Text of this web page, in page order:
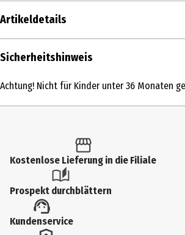
Artikeldetails
Inhalt
Produkttyp
6 Jahre
Artikelnummer des Herstellers
87225
Lizenz (spw)
Sicherheitshinweis
Achtung! Nicht für Kinder unter 36 Monaten
Kostenlose Lieferung in die Filiale
Prospekt durchblättern
Kundenservice